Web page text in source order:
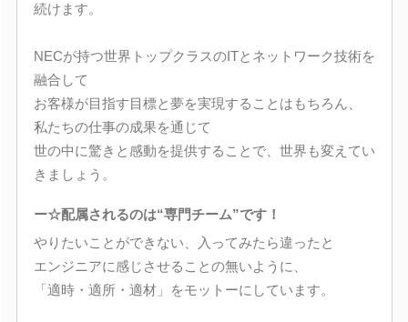
続けます。
NECが持つ世界トップクラスのITとネットワーク技術を
融合して
お客様が目指す目標と夢を実現することはもちろん、
私たちの仕事の成果を通じて
世の中に驚きと感動を提供することで、世界も変えてい
きましょう。
ー☆配属されるのは“専門チーム”です！
やりたいことができない、入ってみたら違ったと
エンジニアに感じさせることの無いように、
「適時・適所・適材」をモットーにしています。